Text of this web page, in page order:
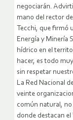
negociarán.
mano del rector
Tecchi, que firmó
Energía y Minería
hídrico en el
hacer, es todo
sin respetar
La Red Nacional
veinte
común natural,
donde destacan